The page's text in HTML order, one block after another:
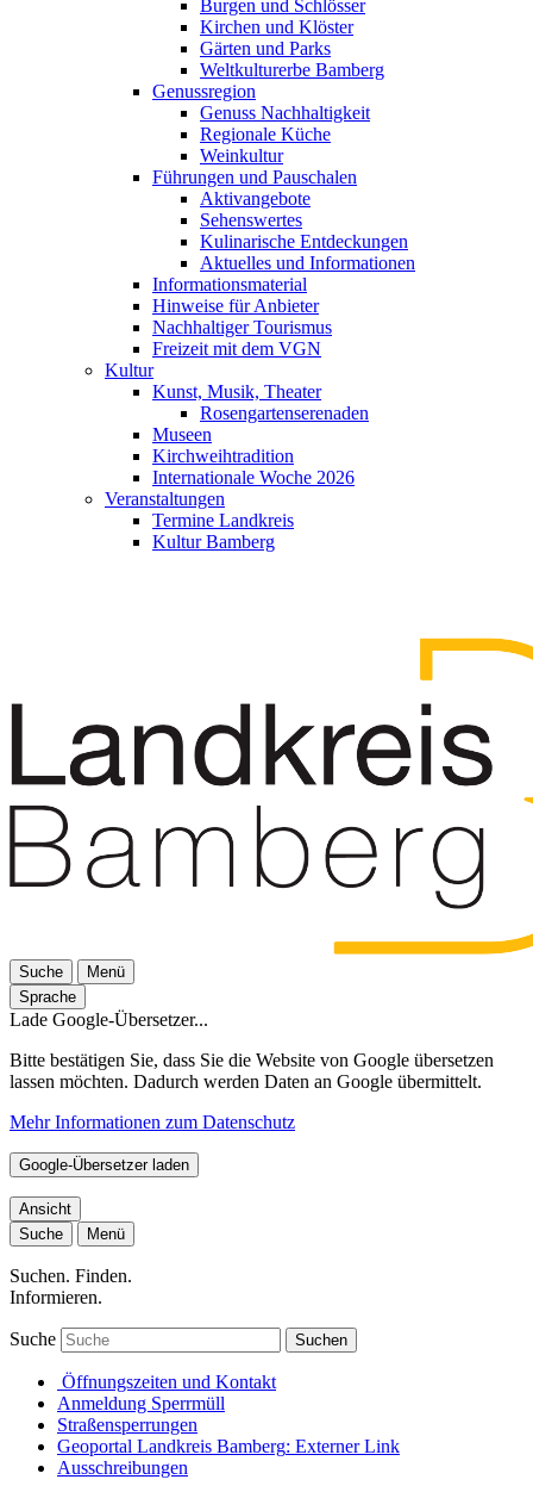
Burgen und Schlösser
Kirchen und Klöster
Gärten und Parks
Weltkulturerbe Bamberg
Genussregion
Genuss Nachhaltigkeit
Regionale Küche
Weinkultur
Führungen und Pauschalen
Aktivangebote
Sehenswertes
Kulinarische Entdeckungen
Aktuelles und Informationen
Informationsmaterial
Hinweise für Anbieter
Nachhaltiger Tourismus
Freizeit mit dem VGN
Kultur
Kunst, Musik, Theater
Rosengartenserenaden
Museen
Kirchweihtradition
Internationale Woche 2026
Veranstaltungen
Termine Landkreis
Kultur Bamberg
Suche
Menü
Sprache
Lade Google-Übersetzer...
Bitte bestätigen Sie, dass Sie die Website von Google übersetzen
lassen möchten. Dadurch werden Daten an Google übermittelt.
Mehr Informationen zum Datenschutz
Google-Übersetzer laden
Ansicht
Suche
Menü
Suchen. Finden.
Informieren.
Suche Suchen
Öffnungszeiten und Kontakt
Anmeldung Sperrmüll
Straßensperrungen
Geoportal Landkreis Bamberg: Externer Link
Ausschreibungen